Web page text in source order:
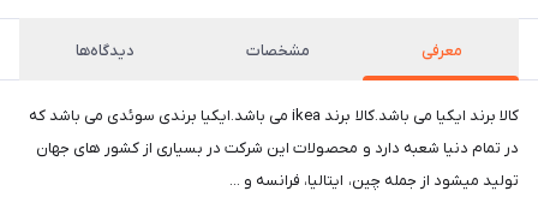
معرفی مشخصات دیدگاه‌ها
کالا برند ایکیا می باشد.کالا برند ikea می باشد.ایکیا برندی سوئدی می باشد که
در تمام دنیا شعبه دارد و محصولات این شرکت در بسیاری از کشور های جهان
تولید میشود از جمله چین، ایتالیا، فرانسه و ...